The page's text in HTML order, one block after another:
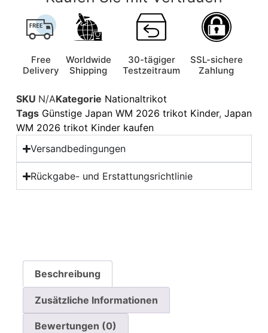
Free
Delivery
Worldwide
Shipping
30-tägiger
Testzeitraum
SSL-sichere
Zahlung
SKU N/AKategorie Nationaltrikot
Tags Günstige Japan WM 2026 trikot Kinder, Japan
WM 2026 trikot Kinder kaufen
Versandbedingungen
Rückgabe- und Erstattungsrichtlinie
Beschreibung
Zusätzliche Informationen
Bewertungen (0)